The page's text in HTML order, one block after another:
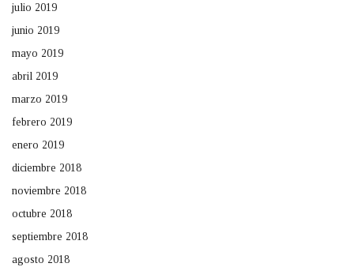
julio 2019
junio 2019
mayo 2019
abril 2019
marzo 2019
febrero 2019
enero 2019
diciembre 2018
noviembre 2018
octubre 2018
septiembre 2018
agosto 2018